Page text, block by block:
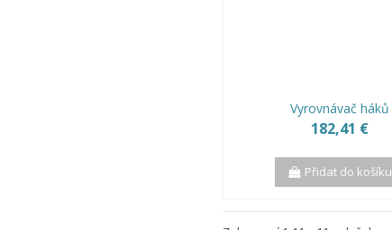
Vyrovnávač háků
182,41 €
Přidat do košíku